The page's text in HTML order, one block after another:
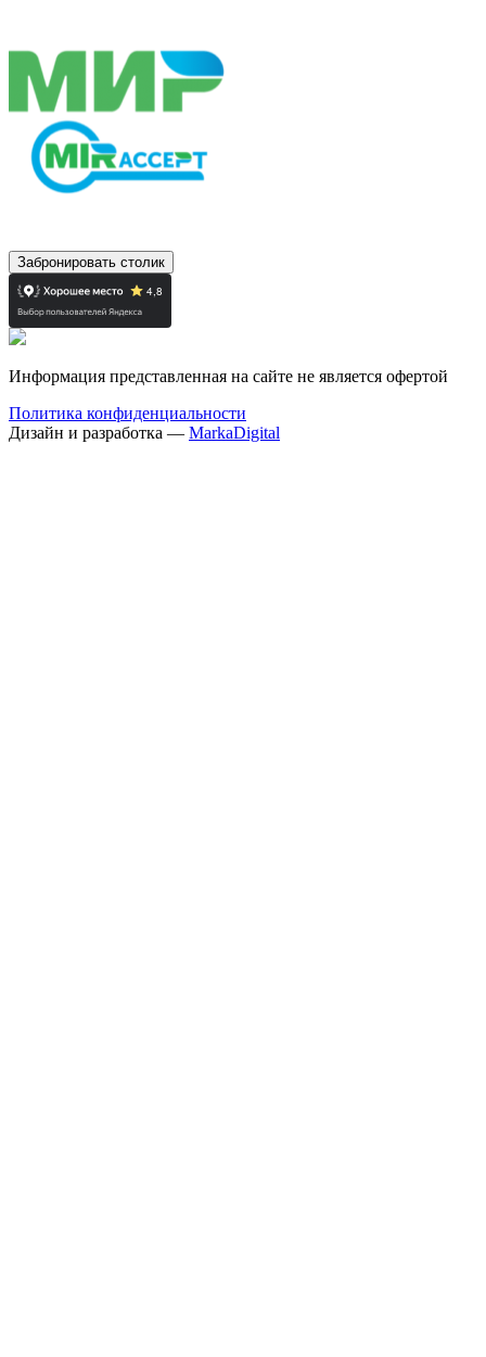
Забронировать столик
Информация представленная на сайте не является офертой
Политика конфиденциальности
Дизайн и разработка — MarkaDigital